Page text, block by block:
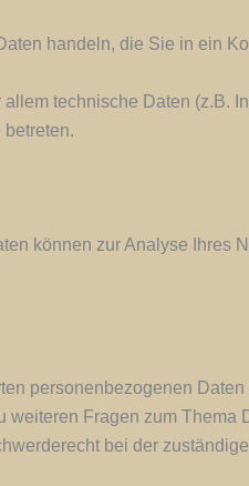
handeln, die Sie in ein
technische Daten (z.B.
können zur Analyse Ihres
personenbezogenen
Fragen zum Thema
bei der